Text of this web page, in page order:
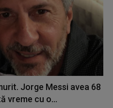
Jorge Messi avea 68
vreme cu o...